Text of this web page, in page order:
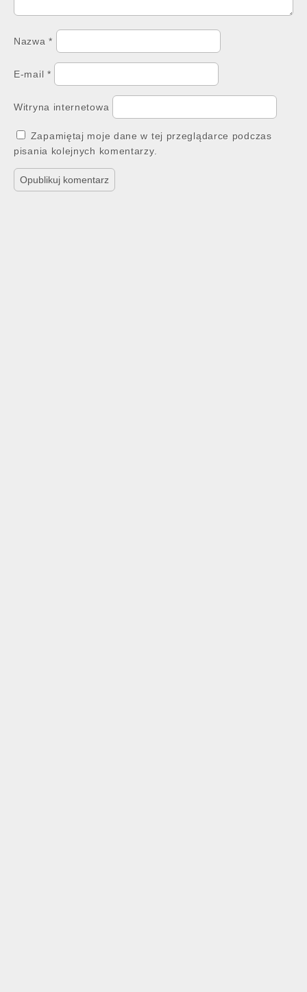
Nazwa*
E-mail *
Witryna internetowa
Zapamiętaj moje dane w tej przeglądarce podczas
pisania kolejnych komentarzy.